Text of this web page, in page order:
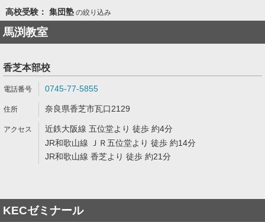
高校受験： 集団塾の絞り込み
馬渕教室
香芝本部校
0745-77-5855
奈良県香芝市瓦口2129
近鉄大阪線 五位堂より 徒歩 約4分
JR和歌山線 ＪＲ五位堂より 徒歩 約14分
JR和歌山線 香芝より 徒歩 約21分
KECゼミナール